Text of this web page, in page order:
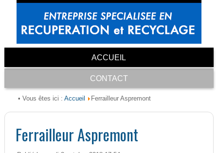
ACCUEIL
CONTACT
• Vous êtes ici : Accueil Ferrailleur Aspremont
Ferrailleur Aspremont